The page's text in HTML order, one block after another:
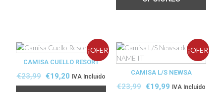
¡OFER
TA!
CAMISA CUELLO RESORT
€23,99 €19,20 IVA Incluido
¡OFER
CAMISA L/S NEWSA
€23,99 €19,99 IVA Incluido